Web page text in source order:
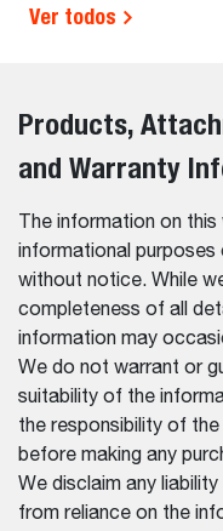
Ver todos
Products,
and Warranty
The information on
informational purposes
without notice. While
completeness of all
information may
We do not warrant or
suitability of the
the responsibility of
before making any
We disclaim any
from reliance on the